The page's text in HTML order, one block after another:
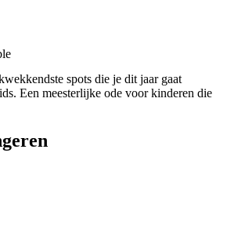
spots die je dit jaar gaat
Een meesterlijke ode voor kinderen die